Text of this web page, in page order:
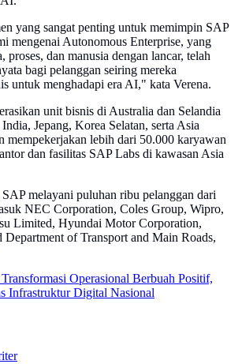
yang sangat penting untuk memimpin SAP
mengenai Autonomous Enterprise, yang
proses, dan manusia dengan lancar, telah
bagi pelanggan seiring mereka
untuk menghadapi era AI," kata Verena.
unit bisnis di Australia dan Selandia
Jepang, Korea Selatan, serta Asia
mempekerjakan lebih dari 50.000 karyawan
dan fasilitas SAP Labs di kawasan Asia
melayani puluhan ribu pelanggan dari
NEC Corporation, Coles Group, Wipro,
Limited, Hyundai Motor Corporation,
Department of Transport and Main Roads,
Transformasi Operasional Berbuah Positif,
Infrastruktur Digital Nasional